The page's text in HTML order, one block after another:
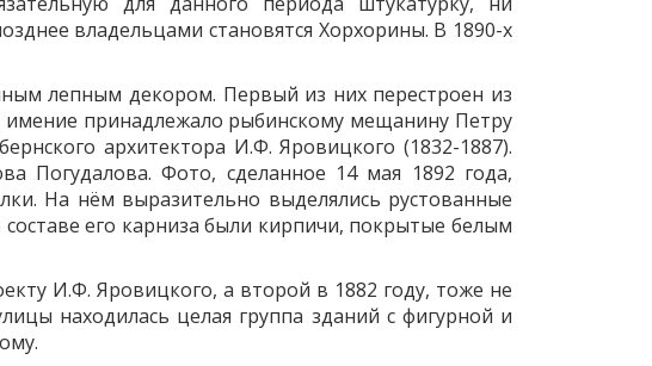
владельцами становятся Хорхорины. В 1890-х
лепным декором. Первый из них перестроен из
имение принадлежало рыбинскому мещанину Петру
архитектора И.Ф. Яровицкого (1832-1887).
Погудалова. Фото, сделанное 14 мая 1892 года,
На нём выразительно выделялись рустованные
его карниза были кирпичи, покрытые белым
И.Ф. Яровицкого, а второй в 1882 году, тоже не
находилась целая группа зданий с фигурной и